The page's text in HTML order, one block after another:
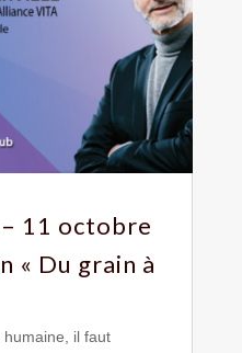
11 octobre
« Du grain à
il faut